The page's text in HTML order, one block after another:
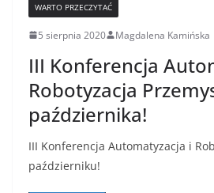
WARTO PRZECZYTAĆ
5 sierpnia 2020 Magdalena Kamińska
III Konferencja
Robotyzacja
października!
III Konferencja Automatyzacja i
październiku!